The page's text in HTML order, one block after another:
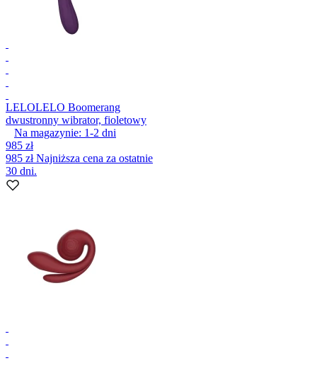
LELOLELO Boomerang
dwustronny wibrator, fioletowy
Na magazynie: 1-2 dni
985 zł
985 złNajniższa cena za ostatnie
30 dni.